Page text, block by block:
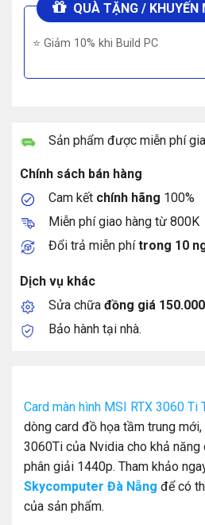
QUÀ TẶNG / KHUYẾN
⭐ Giảm 10% khi Build PC
Sản phẩm được miễn phí
Chính sách bán hàng
Cam kết chính hãng 100%
Miễn phí giao hàng từ 800K
Đổi trả miễn phítrong 10
Dịch vụ khác
Sửa chữa đồng giá
Bảo hành tại nhà.
Card màn hình MSI RTX 3060 Ti
dòng card đồ họa tầm trung mới,
3060Ti của Nvidia cho khả
phân giải 1440p. Tham khảo
Skycomputer Đà Nẵng để có
của sản phẩm.